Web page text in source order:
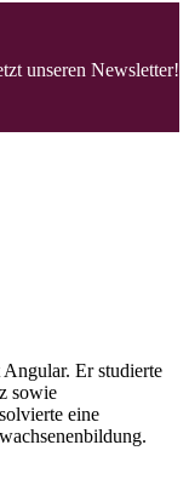
unseren Newsletter!
Er studierte
sowie
eine